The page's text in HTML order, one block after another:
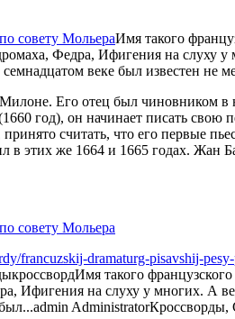
Имя такого
Федра, Ифигения на слуху
веке был известен не
Его отец был чиновником в
год), он начинает писать
считать, что его первые
в этих же 1664 и 1665 годах. Жан
francuzskij-dramaturg-pisavshij-
кроссвордИмя такого
Ифигения на слуху у многих. А
admin AdministratorКроссворды,